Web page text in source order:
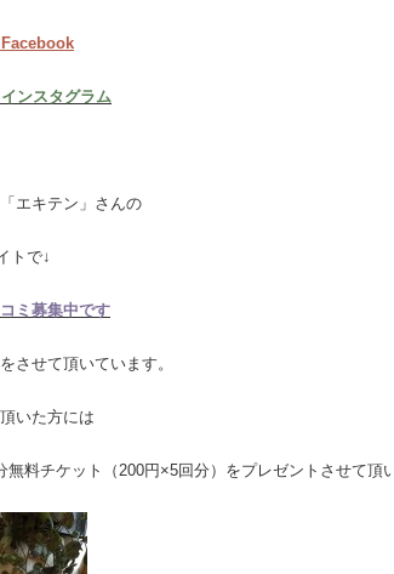
ンスタグラム
エキテン」さんの
トで↓
ミ募集中です
させて頂いています。
いた方には
無料チケット（200円×5回分）をプレゼントさせて頂